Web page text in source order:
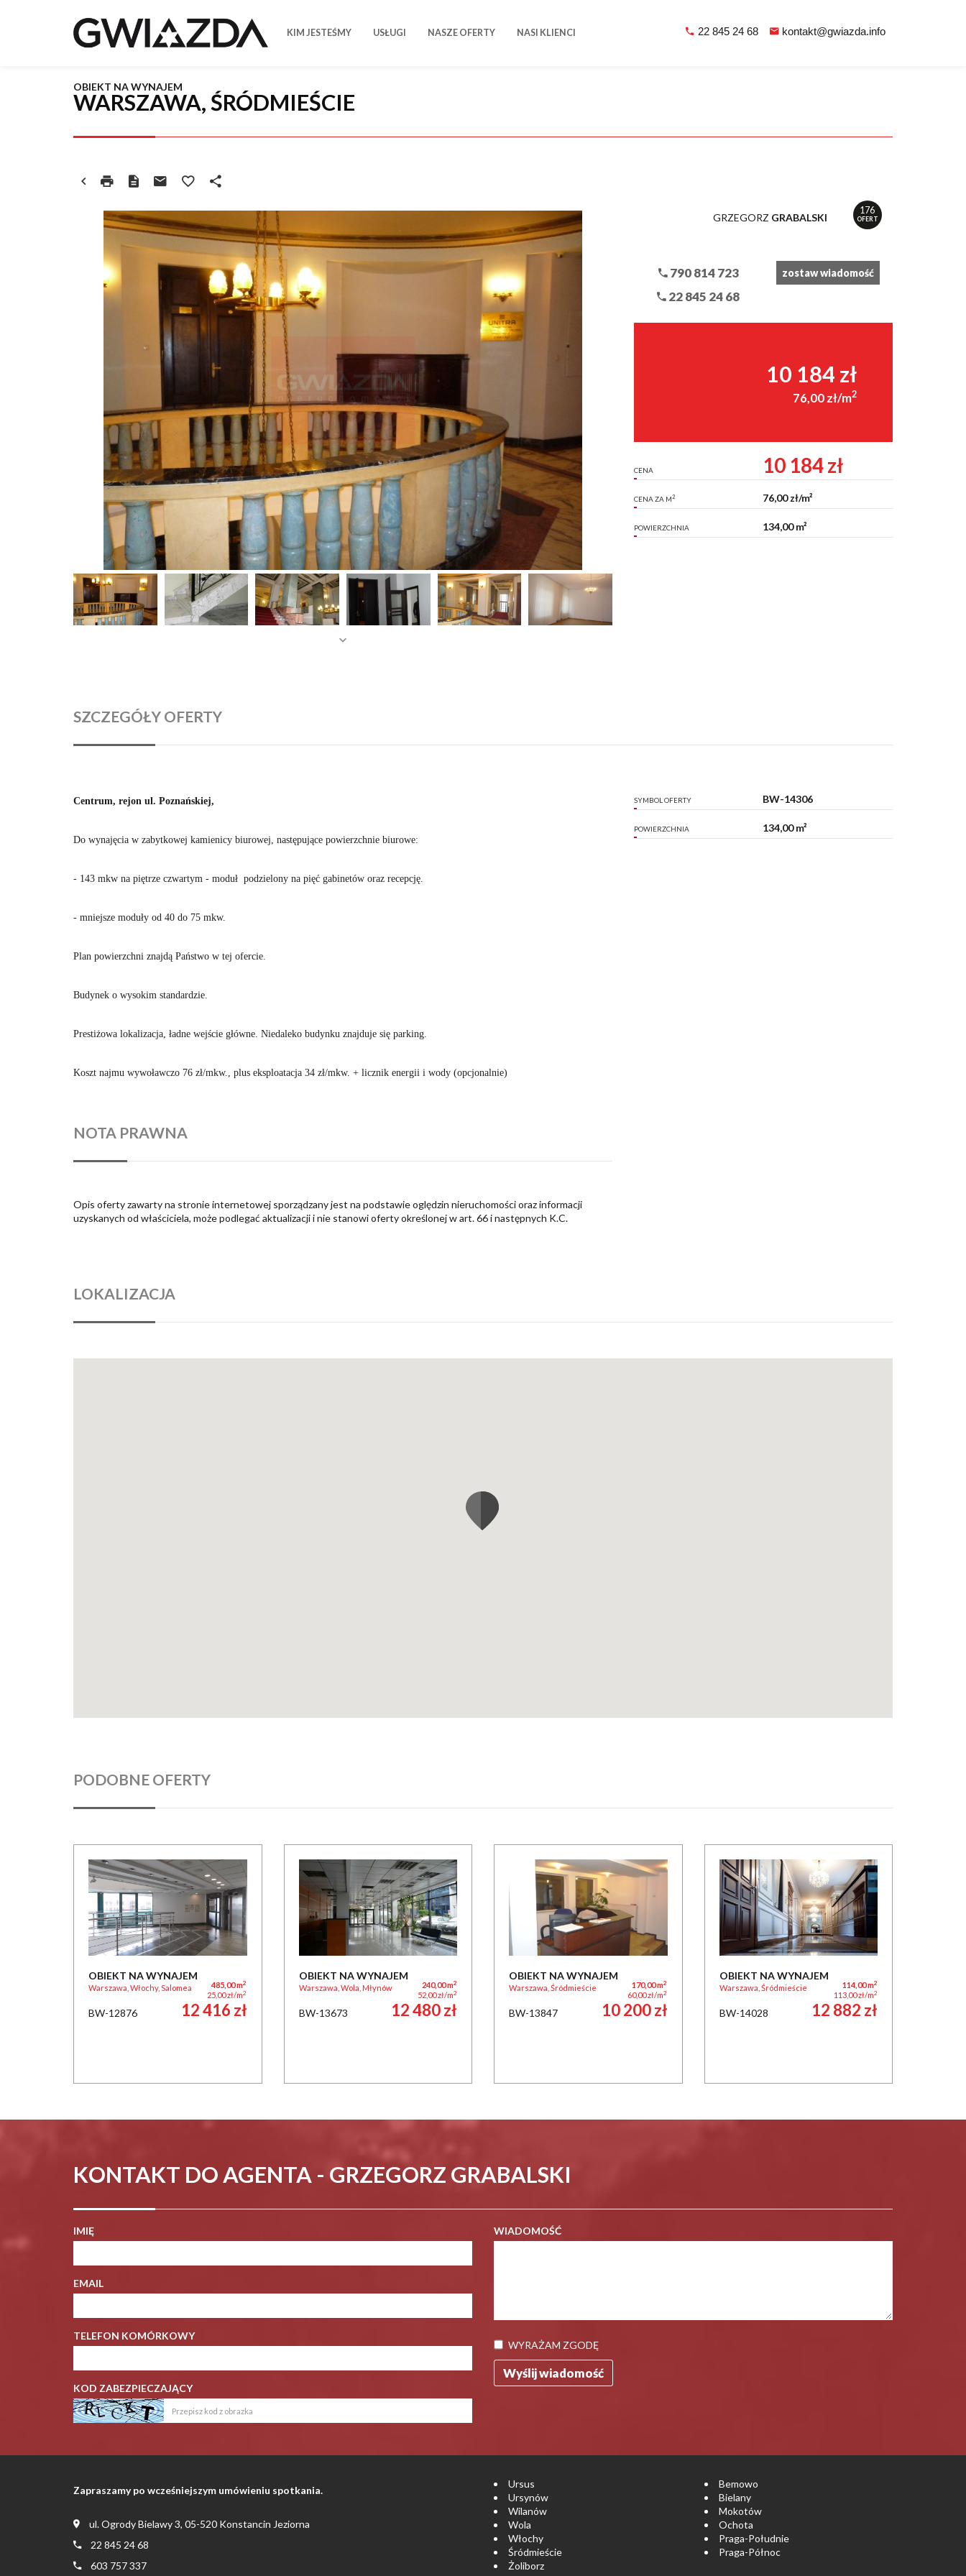
KIM JESTEŚMY USŁUGI NASZE OFERTY NASI KLIENCI 22 845 24 68 kontakt@gwiazda.info
WARSZAWA, ŚRÓDMIEŚCIE
OBIEKT NA WYNAJEM
176
OFERT
GRZEGORZ GRABALSKI
790 814 723
22 845 24 68
zostaw wiadomość
10 184 zł
76,00 zł/m2
CENA 10 184 zł
CENA ZA M2 76,00 zł/m²
POWIERZCHNIA 134,00 m²
SZCZEGÓŁY OFERTY
Centrum, rejon ul. Poznańskiej,
Do wynajęcia w zabytkowej kamienicy biurowej, następujące powierzchnie biurowe:
- 143 mkw na piętrze czwartym - moduł podzielony na pięć gabinetów oraz recepcję.
- mniejsze moduły od 40 do 75 mkw.
Plan powierzchni znajdą Państwo w tej ofercie.
Budynek o wysokim standardzie.
Prestiżowa lokalizacja, ładne wejście główne. Niedaleko budynku znajduje się parking.
Koszt najmu wywoławczo 76 zł/mkw., plus eksploatacja 34 zł/mkw. + licznik energii i wody (opcjonalnie)
NOTA PRAWNA
Opis oferty zawarty na stronie internetowej sporządzany jest na podstawie oględzin nieruchomości oraz informacji
uzyskanych od właściciela, może podlegać aktualizacji i nie stanowi oferty określonej w art. 66 i następnych K.C.
SYMBOL OFERTY BW-14306
POWIERZCHNIA 134,00 m²
LOKALIZACJA
PODOBNE OFERTY
OBIEKT NA WYNAJEM
Warszawa, Włochy, Salomea 485,00 m2
25,00 zł/m2
BW-12876 12 416 zł
OBIEKT NA WYNAJEM
Warszawa, Wola, Młynów 240,00 m2
52,00 zł/m2
BW-13673 12 480 zł
OBIEKT NA WYNAJEM
Warszawa, Śródmieście 170,00 m2
60,00 zł/m2
BW-13847 10 200 zł
OBIEKT NA WYNAJEM
Warszawa, Śródmieście 114,00 m2
113,00 zł/m2
BW-14028 12 882 zł
KONTAKT DO AGENTA - GRZEGORZ GRABALSKI
IMIĘ
EMAIL
TELEFON KOMÓRKOWY
KOD ZABEZPIECZAJĄCY
WIADOMOŚĆ
WYRAŻAM ZGODĘ
Zapraszamy po wcześniejszym umówieniu spotkania.
ul. Ogrody Bielawy 3, 05-520 Konstancin Jeziorna
22 845 24 68
603 757 337
Ursus
Ursynów
Wilanów
Wola
Włochy
Śródmieście
Żoliborz
Bemowo
Bielany
Mokotów
Ochota
Praga-Południe
Praga-Północ